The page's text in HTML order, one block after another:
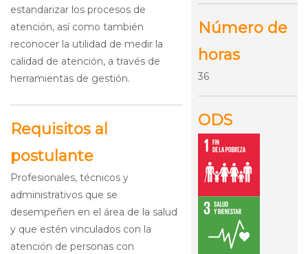
estandarizar los procesos de
atención, así como también
reconocer la utilidad de medir la
calidad de atención, a través de
herramientas de gestión.
Requisitos al
postulante
Profesionales, técnicos y
administrativos que se
desempeñen en el área de la salud
y que estén vinculados con la
atención de personas con
Número de
horas
36
ODS